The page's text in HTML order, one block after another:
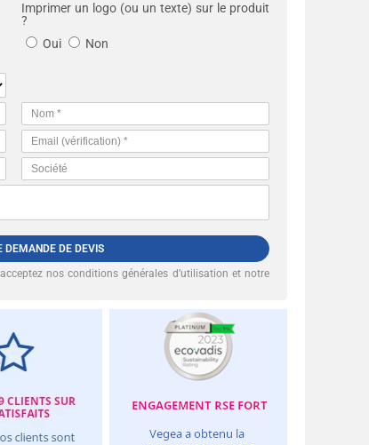
Imprimer un logo (ou un texte) sur le produit
?
Oui
Non
DEMANDE DE DEVIS
nosconditions générales d’utilisation et notre